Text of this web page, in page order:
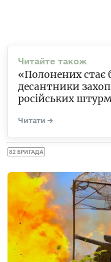
«Полонених стає
десантники
російських
82 БРИГАДА